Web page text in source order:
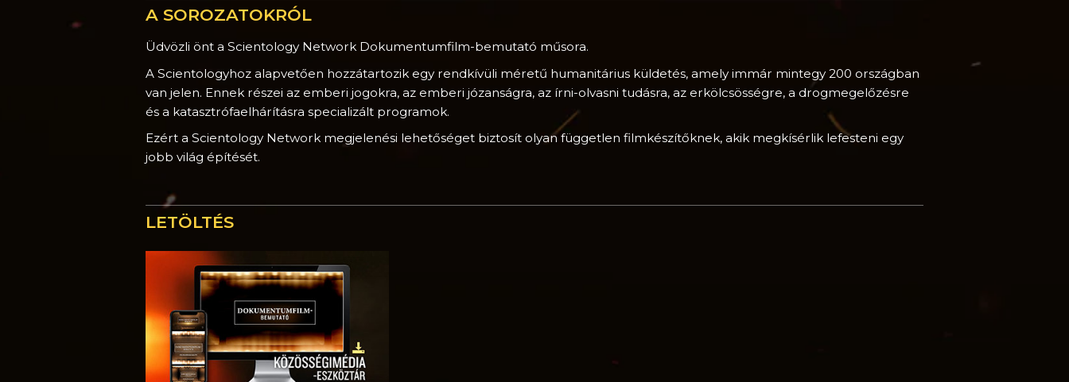
A SOROZATOKRÓL
Üdvözli önt a Scientology Network Dokumentumfilm-bemutató műsora.
A Scientologyhoz alapvetően hozzátartozik egy rendkívüli méretű humanitárius küldetés, amely immár mintegy 200 országban
van jelen. Ennek részei az emberi jogokra, az emberi józanságra, az írni-olvasni tudásra, az erkölcsösségre, a drogmegelőzésre
és a katasztrófaelhárításra specializált programok.
Ezért a Scientology Network megjelenési lehetőséget biztosít olyan független filmkészítőknek, akik megkísérlik lefesteni egy
jobb világ építését.
LETÖLTÉS